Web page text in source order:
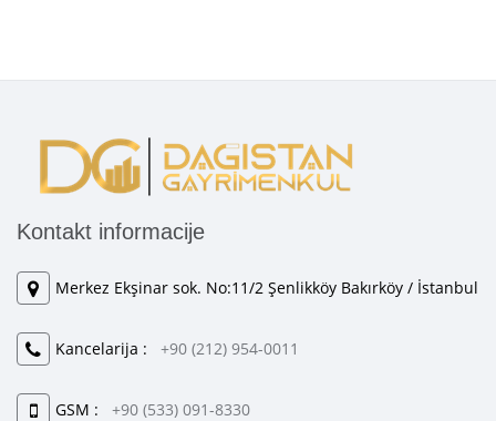
Kontakt informacije
Merkez Ekşinar sok. No:11/2 Şenlikköy Bakırköy / İstanbul
Kancelarija : +90 (212) 954-0011
GSM : +90 (533) 091-8330